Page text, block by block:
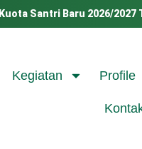
Kuota Santri Baru 2026/2027
Kegiatan Profile